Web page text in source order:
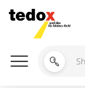
Inhalt
springen
Shop